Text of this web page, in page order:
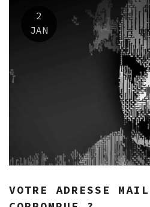
2
JAN
VOTRE ADRESSE